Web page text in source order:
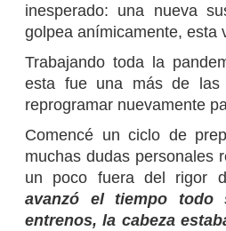
inesperado: una nueva
golpea anímicamente, esta
Trabajando toda la
esta fue una más de las
reprogramar nuevamente
Comencé un ciclo de
muchas dudas personales
un poco fuera del rigor
avanzó el tiempo
entrenos, la cabeza